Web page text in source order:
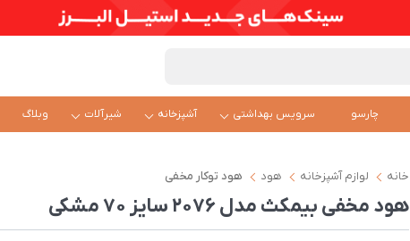
چارسو سرویس بهداشتی آشپزخانه شیرآلات وبلاگ
خانه لوازم آشپزخانه هود ھود توکار مخفی
هود مخفی بیمکث مدل 2076 سایز ۷۰ مشکی